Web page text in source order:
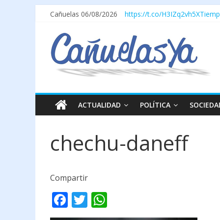
Cañuelas 06/08/2026 https://t.co/H3IZq2vh5X
ACTUALIDAD POLÍTICA
chechu-daneff
Compartir
F
ac
T
w h